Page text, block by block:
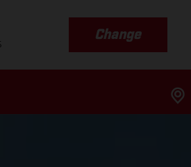
Change